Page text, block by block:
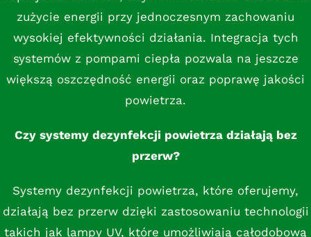
zużycie energii przy jednoczesnym zachowaniu
wysokiej efektywności działania. Integracja tych
systemów z pompami ciepła pozwala na jeszcze
większą oszczędność energii oraz poprawę jakości
powietrza.
Czy systemy dezynfekcji powietrza działają bez
przerw?
Systemy dezynfekcji powietrza, które oferujemy,
działają bez przerw dzięki zastosowaniu technologii
takich jak lampy UV, które umożliwiają całodobową